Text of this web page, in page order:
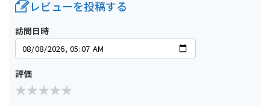
レビューを投稿する
訪問日時
評価